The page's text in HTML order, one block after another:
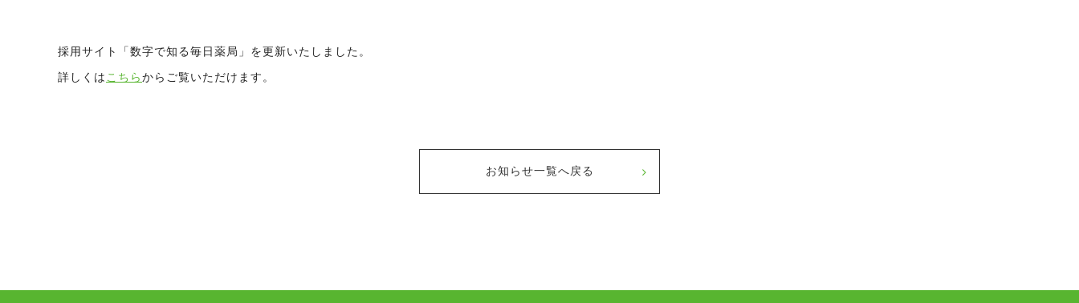
採用サイト「数字で知る毎日薬局」を更新いたしました。
詳しくは こちらからご覧いただけます。
お知らせ一覧へ戻る